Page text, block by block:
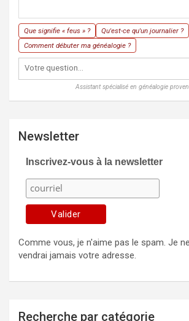
Que signifie « feus » ?
Qu'est-ce qu'un journalier ?
Comment débuter ma généalogie ?
Assistant spécialisé en généalogie
Newsletter
Inscrivez-vous à la newsletter
Comme vous, je n'aime pas le spam. Je
vendrai jamais votre adresse.
Recherche par catégorie